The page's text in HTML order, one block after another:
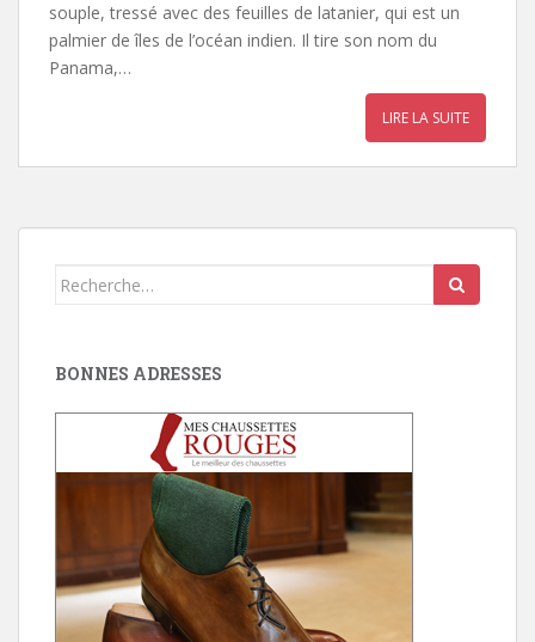
souple, tressé avec des feuilles de latanier, qui est un
palmier de îles de l’océan indien. Il tire son nom du
Panama,…
LIRE LA SUITE
Search
BONNES ADRESSES